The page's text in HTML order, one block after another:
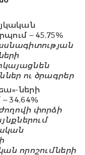
– 45,75%
ու ծրագրեր
ների
34,64%
փորձի
որոշումների